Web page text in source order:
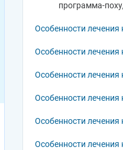
программа-
Особенности
Особенности лечения
Особенности
Особенности лечения
Особенности лечения
Особенности лечения